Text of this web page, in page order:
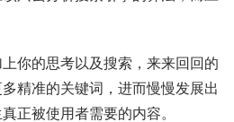
你的思考以及搜索，来来回回的
精准的关键词，进而慢慢发展出
正被使用者需要的内容。